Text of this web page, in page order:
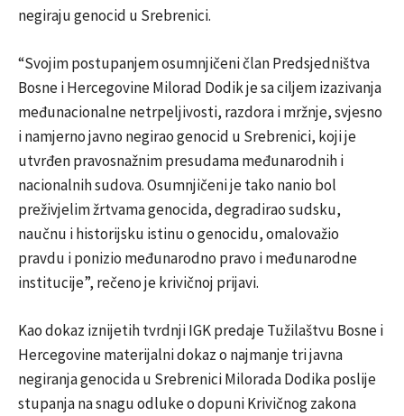
negiraju genocid u Srebrenici.
“Svojim postupanjem osumnjičeni član Predsjedništva
Bosne i Hercegovine Milorad Dodik je sa ciljem izazivanja
međunacionalne netrpeljivosti, razdora i mržnje, svjesno
i namjerno javno negirao genocid u Srebrenici, koji je
utvrđen pravosnažnim presudama međunarodnih i
nacionalnih sudova. Osumnjičeni je tako nanio bol
preživjelim žrtvama genocida, degradirao sudsku,
naučnu i historijsku istinu o genocidu, omalovažio
pravdu i ponizio međunarodno pravo i međunarodne
institucije”, rečeno je krivičnoj prijavi.
Kao dokaz iznijetih tvrdnji IGK predaje Tužilaštvu Bosne i
Hercegovine materijalni dokaz o najmanje tri javna
negiranja genocida u Srebrenici Milorada Dodika poslije
stupanja na snagu odluke o dopuni Krivičnog zakona